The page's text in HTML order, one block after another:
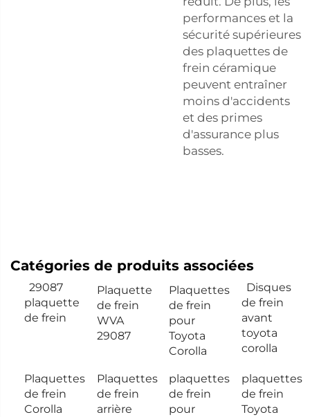
performances et la
sécurité supérieures
des plaquettes de
frein céramique
peuvent entraîner
moins d'accidents
et des primes
d'assurance plus
basses.
Catégories de produits associées
29087
plaquette
de frein
Plaquette
de frein
WVA
29087
Plaquettes
de frein
pour
Toyota
Corolla
Disques
de frein
avant
toyota
corolla
Plaquettes
de frein
Corolla
Plaquettes
de frein
arrière
plaquettes
de frein
pour
plaquettes
de frein
Toyota